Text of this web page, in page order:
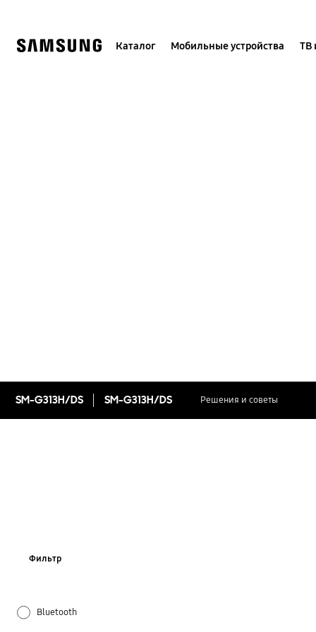
Каталог Мобильные устройства ТВ
SM-G313H/DS SM-G313H/DS Решения и советы
Фильтр
Bluetooth